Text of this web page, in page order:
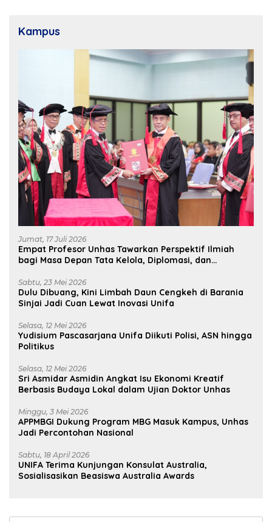
Kampus
Jumat, 17 Juli 2026
Empat Profesor Unhas Tawarkan Perspektif Ilmiah
bagi Masa Depan Tata Kelola, Diplomasi, dan
Sabtu, 23 Mei 2026
Dulu Dibuang, Kini Limbah Daun Cengkeh di Barania
Sinjai Jadi Cuan Lewat Inovasi Unifa
Selasa, 12 Mei 2026
Yudisium Pascasarjana Unifa Diikuti Polisi, ASN hingga
Politikus
Selasa, 12 Mei 2026
Sri Asmidar Asmidin Angkat Isu Ekonomi Kreatif
Berbasis Budaya Lokal dalam Ujian Doktor Unhas
Minggu, 3 Mei 2026
APPMBGI Dukung Program MBG Masuk Kampus, Unhas
Jadi Percontohan Nasional
Sabtu, 18 April 2026
UNIFA Terima Kunjungan Konsulat Australia,
Sosialisasikan Beasiswa Australia Awards